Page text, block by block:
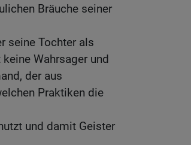
Bräuche seiner
seine Tochter als
Wahrsager und
der aus
Praktiken die
und damit Geister